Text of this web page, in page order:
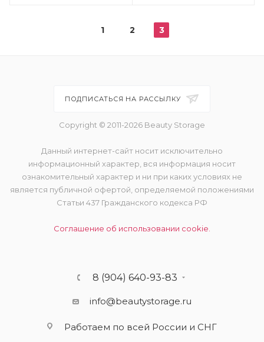
1 2 3
ПОДПИСАТЬСЯ НА РАССЫЛКУ
Copyright © 2011-2026 Beauty Storage
Данный интернет-сайт носит исключительно
информационный характер, вся информация носит
ознакомительный характер и ни при каких условиях не
является публичной офертой, определяемой положениями
Статьи 437 Гражданского кодекса РФ
Соглашение об использовании cookie.
8 (904) 640-93-83
info@beautystorage.ru
Работаем по всей России и СНГ